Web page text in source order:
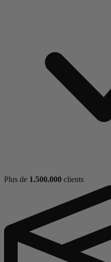
Plus de 1.500.000 clients